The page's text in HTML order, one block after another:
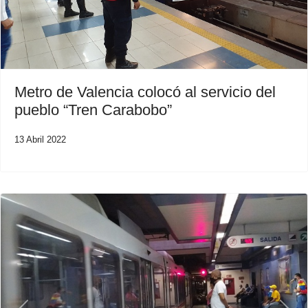
Metro de Valencia colocó al servicio del
pueblo “Tren Carabobo”
13 Abril 2022